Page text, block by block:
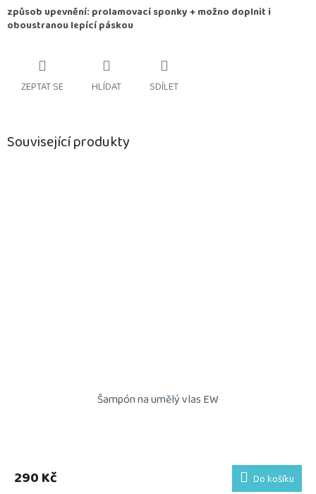
způsob upevnění: prolamovací sponky + možno doplnit i
oboustranou lepící páskou
ZEPTAT SE HLÍDAT SDÍLET
Související produkty
Šampón na umělý vlas EW
290 Kč Do košíku